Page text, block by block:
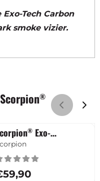
Tech Carbon
smoke vizier.
Scorpion®
® Exo-
Pro/Carbon Spiegel
59,90